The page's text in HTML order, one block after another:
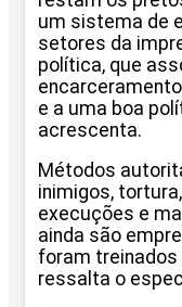
um sistema de
setores da
política, que
e a uma boa
acrescenta.
Métodos
inimigos,
execuções e
ainda são
foram treinados
ressalta o